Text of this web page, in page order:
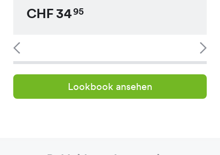
CHF3495
Lookbook ansehen